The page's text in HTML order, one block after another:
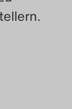
Blog
Blog